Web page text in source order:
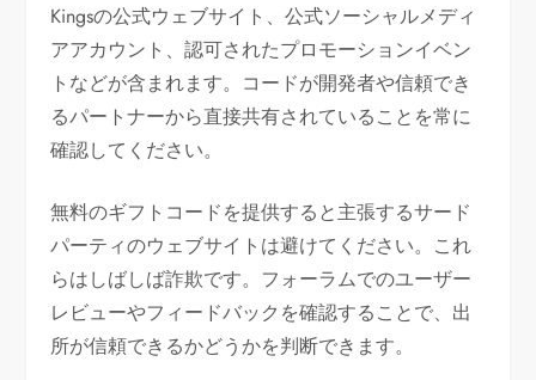
Kingsの公式ウェブサイト、公式ソーシャルメディ
アアカウント、認可されたプロモーションイベン
トなどが含まれます。コードが開発者や信頼でき
るパートナーから直接共有されていることを常に
確認してください。
無料のギフトコードを提供すると主張するサード
パーティのウェブサイトは避けてください。これ
らはしばしば詐欺です。フォーラムでのユーザー
レビューやフィードバックを確認することで、出
所が信頼できるかどうかを判断できます。